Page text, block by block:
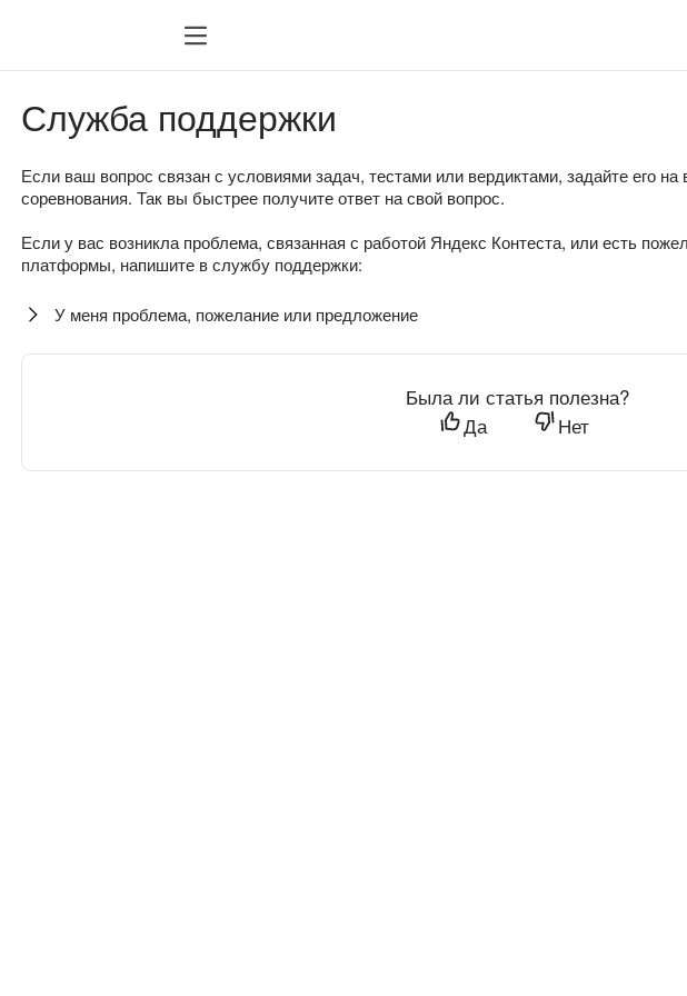
Служба поддержки
Если ваш вопрос связан с условиями задач, тестами или вердиктами, задайте его на
соревнования. Так вы быстрее получите ответ на свой вопрос.
Если у вас возникла проблема, связанная с работой Яндекс Контеста, или есть
платформы, напишите в службу поддержки:
У меня проблема, пожелание или предложение
Была ли статья полезна?
Да
Нет